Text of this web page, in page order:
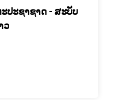
ປະຊາຊາດ - ສະບັບ
ວ